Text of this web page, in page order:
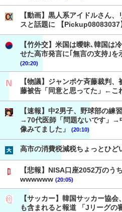
【動画】黒人系アイドルさん
スと話題に 【Pickup08083037
【竹外交】米国は曖昧､韓国は
せた高市発言に｢無言の支持｣を
(20:20)
【物議】ジャンポケ斉藤裁判
藤被告「同意と思ってた」←こ
【速報】中2男子、野球部の練
→70代医師「問題ないです」→
像みてました」
(20:10)
高市の消費税減税ちょっとひど
【悲報】NISA口座2052万のう
wwwwww (20:05)
【サッカー】韓国サッカー協
も含まれると報道 「Jリーグの